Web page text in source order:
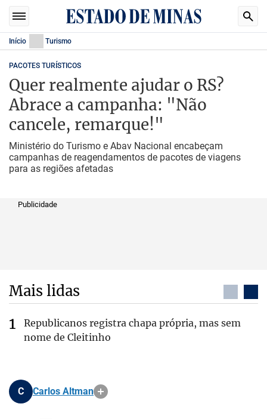
Início Turismo
PACOTES TURÍSTICOS
Quer realmente ajudar o RS?
Abrace a campanha: "Não
cancele, remarque!"
Ministério do Turismo e Abav Nacional encabeçam
campanhas de reagendamentos de pacotes de viagens
para as regiões afetadas
Publicidade
Mais lidas
Republicanos registra chapa própria, mas sem
nome de Cleitinho
C Carlos Altman